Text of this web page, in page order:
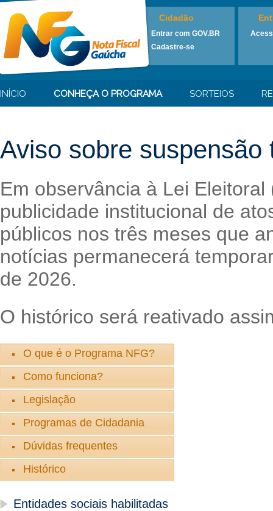
Cidadão
Entrar com GOV.BR
Cadastre-se
INÍCIO CONHEÇA O PROGRAMA SORTEIOS
Aviso sobre
Em observância à Lei
publicidade institucional de
públicos nos três meses que
notícias permanecerá
de 2026.
O histórico será reativado
O que é o Programa NFG?
Como funciona?
Legislação
Programas de Cidadania
Dúvidas frequentes
Histórico
Entidades sociais habilitadas